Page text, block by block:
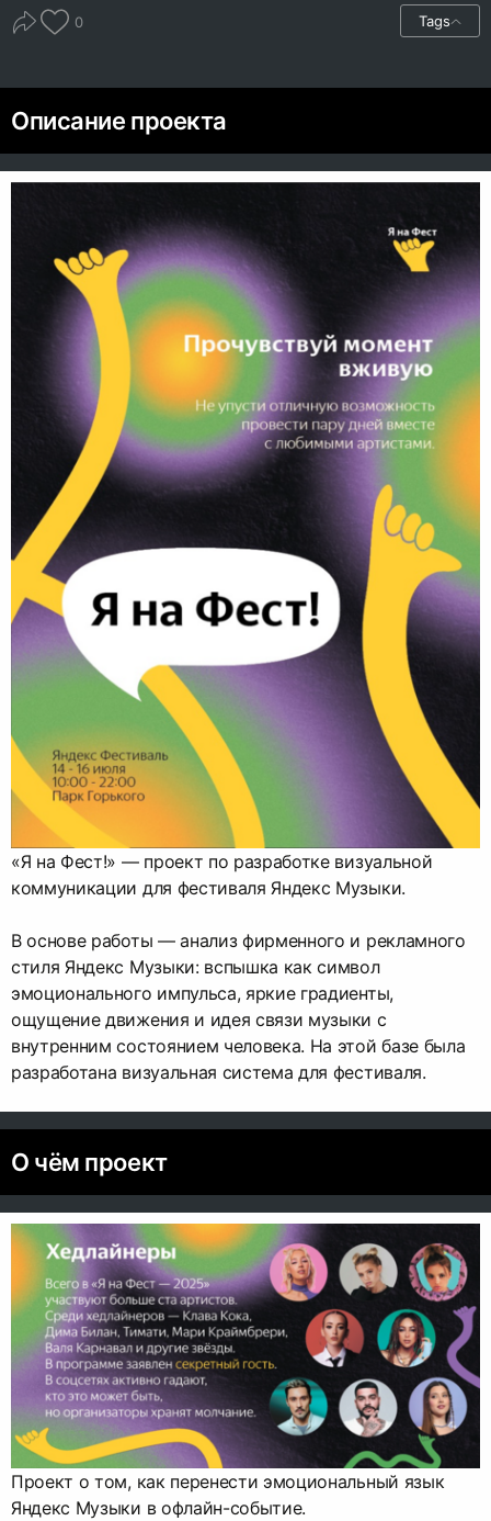
0 Tags
Описание проекта
«Я на Фест!» — проект по разработке визуальной
коммуникации для фестиваля Яндекс Музыки.
В основе работы — анализ фирменного и рекламного
стиля Яндекс Музыки: вспышка как символ
эмоционального импульса, яркие градиенты,
ощущение движения и идея связи музыки с
внутренним состоянием человека. На этой базе была
разработана визуальная система для фестиваля.
О чём проект
Проект о том, как перенести эмоциональный язык
Яндекс Музыки в офлайн-событие.